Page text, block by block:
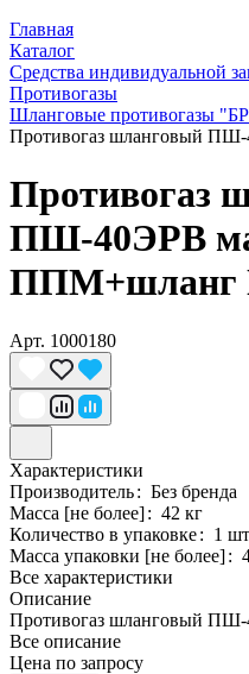
Главная
Каталог
Средства индивидуальной
Противогазы
Шланговые противогазы
Противогаз шланговый
Противогаз
ПШ-40ЭРВ
ППМ+шланг
Арт. 1000180
Характеристики
Производитель: Без бренда
Масса [не более]: 42 кг
Количество в упаковке: 1 шт
Масса упаковки [не более]:
Все характеристики
Описание
Противогаз шланговый
Все описание
Цена по запросу